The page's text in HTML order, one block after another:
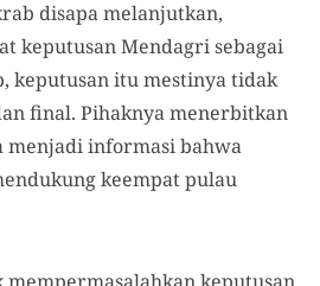
disapa melanjutkan,
keputusan Mendagri sebagai
keputusan itu mestinya tidak
final. Pihaknya menerbitkan
menjadi informasi bahwa
keempat pulau